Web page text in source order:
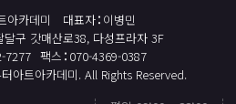
아카데미 대표자 이병민
달구 갓매산로38, 다성프라자 3F
7277 팩스 070-4369-0387
아트아카데미. All Rights Reserved.
정
정